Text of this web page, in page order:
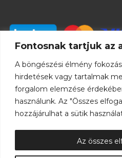
Fontosnak tartjuk az
A böngészési élmény
hirdetések vagy tartalmak
forgalom elemzése
használunk. Az "Összes
hozzájárulhat a sütik
Az összes